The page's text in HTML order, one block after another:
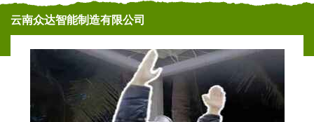
云南众达智能制造有限公司